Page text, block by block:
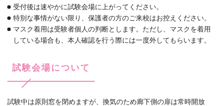
受付後は速やかに試験会場に上がってください。
特別な事情がない限り、保護者の方のご来校はお控えください。
マスク着用は受験者個人の判断とします。ただし、マスクを着用
している場合も、本人確認を行う際には一度外してもらいます。
試験会場について
試験中は原則窓を閉めますが、換気のため廊下側の扉は常時開放